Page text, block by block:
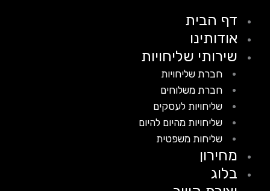
דף הבית
אודותינו
שירותי שליחויות
חברת שליחויות
חברת משלוחים
שליחויות לעסקים
שליחויות מהיום להיום
שליחות משפטית
מחירון
בלוג